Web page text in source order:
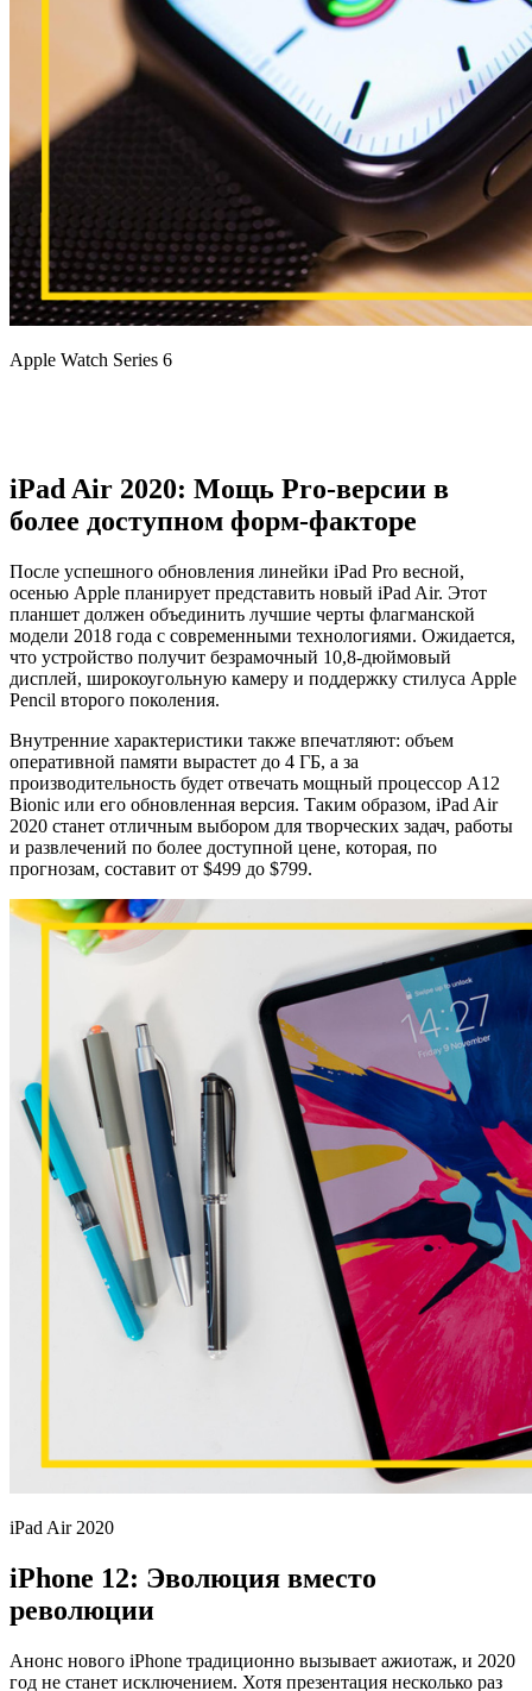
Apple Watch Series 6
iPad Air 2020: Мощь Pro-версии в
более доступном форм-факторе
После успешного обновления линейки iPad Pro весной,
осенью Apple планирует представить новый iPad Air. Этот
планшет должен объединить лучшие черты флагманской
модели 2018 года с современными технологиями. Ожидается,
что устройство получит безрамочный 10,8-дюймовый
дисплей, широкоугольную камеру и поддержку стилуса Apple
Pencil второго поколения.
Внутренние характеристики также впечатляют: объем
оперативной памяти вырастет до 4 ГБ, а за
производительность будет отвечать мощный процессор A12
Bionic или его обновленная версия. Таким образом, iPad Air
2020 станет отличным выбором для творческих задач, работы
и развлечений по более доступной цене, которая, по
прогнозам, составит от $499 до $799.
iPad Air 2020
iPhone 12: Эволюция вместо
революции
Анонс нового iPhone традиционно вызывает ажиотаж, и 2020
год не станет исключением. Хотя презентация несколько раз